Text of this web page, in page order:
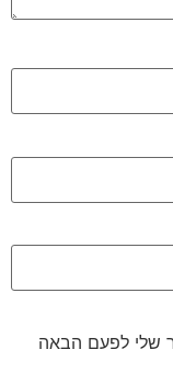
שלי לפעם הבאה